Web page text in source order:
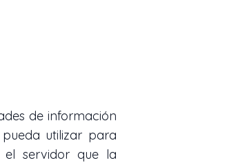
de información
utilizar para
el servidor que la